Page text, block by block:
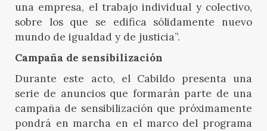
una empresa, el trabajo individual y colectivo,
sobre los que se edifica sólidamente nuevo
mundo de igualdad y de justicia”.
Campaña de sensibilización
Durante este acto, el Cabildo presenta una
serie de anuncios que formarán parte de una
campaña de sensibilización que próximamente
pondrá en marcha en el marco del programa